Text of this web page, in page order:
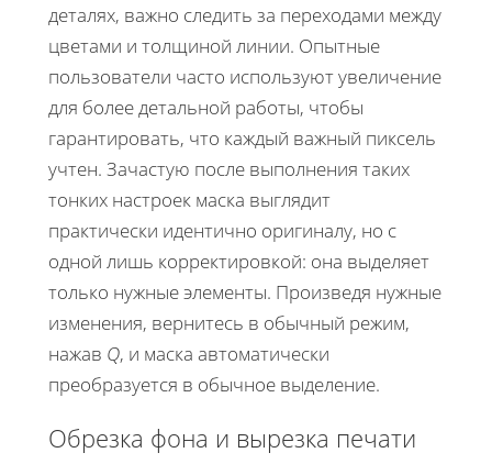
деталях, важно следить за переходами между
цветами и толщиной линии. Опытные
пользователи часто используют увеличение
для более детальной работы, чтобы
гарантировать, что каждый важный пиксель
учтен. Зачастую после выполнения таких
тонких настроек маска выглядит
практически идентично оригиналу, но с
одной лишь корректировкой: она выделяет
только нужные элементы. Произведя нужные
изменения, вернитесь в обычный режим,
нажав Q, и маска автоматически
преобразуется в обычное выделение.
Обрезка фона и вырезка печати